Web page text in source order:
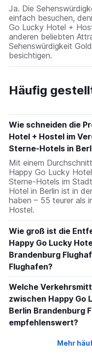
Ja. Die
einfach besuchen,
Go Lucky Hotel +
anderen beliebten
Sehenswürdigkeit
besichtigen.
Häufig
Wie schneiden die
Hotel + Hostel im
Sterne-Hotels in
Mit einem
Happy Go Lucky
Sterne-Hotels im
Hotel in Berlin ist in
haben – 55 teurer als
Hostel.
Wie groß ist die
Happy Go Lucky
Brandenburg
Flughafen?
Welche
zwischen Happy Go
Berlin Brandenburg
empfehlenswert?
Mehr